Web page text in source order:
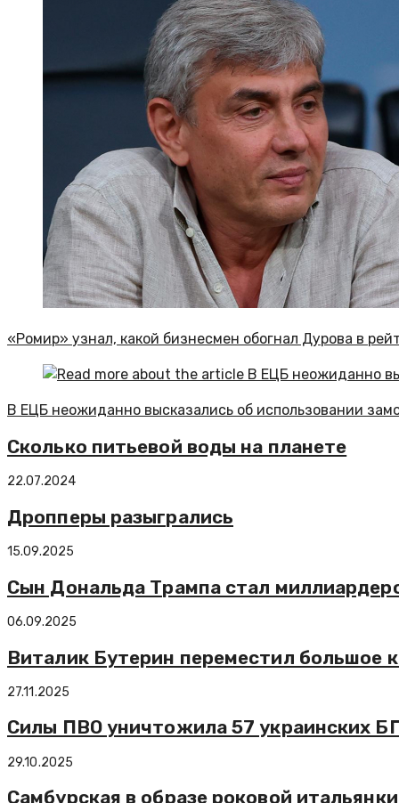
«Ромир» узнал, какой бизнесмен обогнал Дурова в
В ЕЦБ неожиданно высказались об использовании
Сколько питьевой воды на планете
22.07.2024
Дропперы разыгрались
15.09.2025
Сын Дональда Трампа стал
06.09.2025
Виталик Бутерин переместил большое
27.11.2025
Силы ПВО уничтожила 57 украинских
29.10.2025
Самбурская в образе роковой